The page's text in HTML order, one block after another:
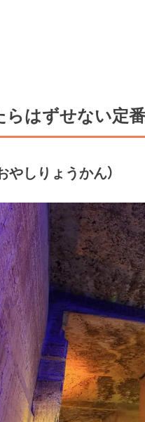
らはずせない定
やしりょうかん）